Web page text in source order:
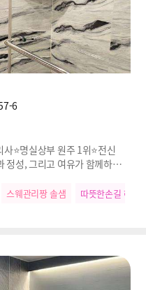
6
⭐명실상부 원주 1위⭐전신
정성, 그리고 여유가 함께하는
스웨관리짱 솔샘 따뜻한손길 혜나